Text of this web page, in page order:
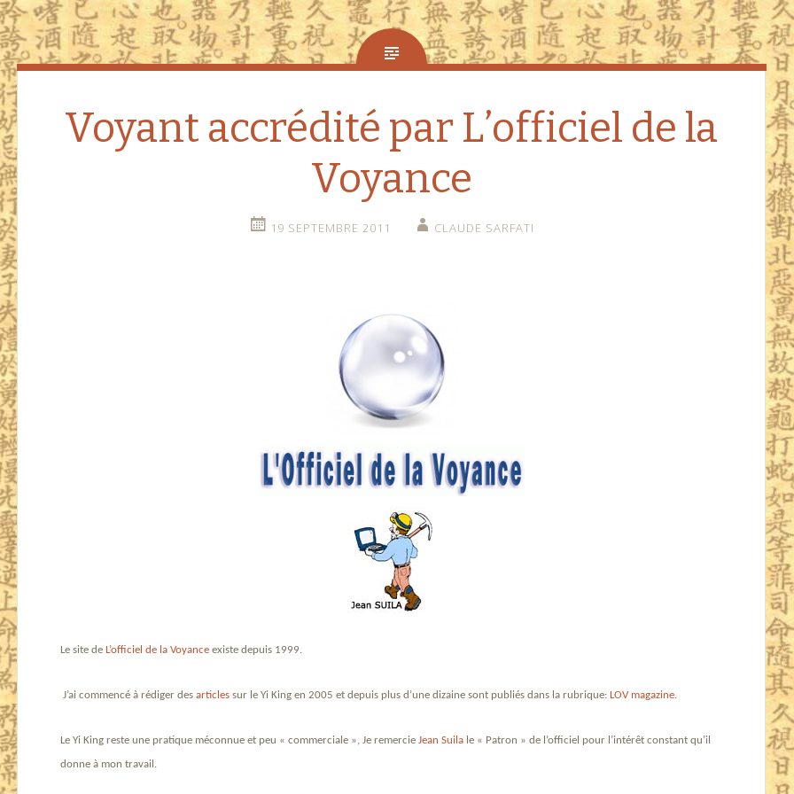
Voyant accrédité par L’officiel de la
Voyance
19 SEPTEMBRE 2011 CLAUDE SARFATI
Le site deL’officiel de la Voyance existe depuis 1999.
J’ai commencé à rédiger desarticles sur le Yi King en 2005 et depuis plus d’une dizaine sont publiés dans la rubrique:LOV magazine.
Le Yi King reste une pratique méconnue et peu « commerciale », Je remercieJean Suila le « Patron » de l’officiel pour l’intérêt constant qu’il
donne à mon travail.